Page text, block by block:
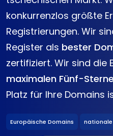
konkurrenzlos größte
Registrierungen. Wir
Register als bester
zertifiziert. Wir sind die
maximalen Fünf-
Platz für Ihre Domains
Europäische Domains nationale